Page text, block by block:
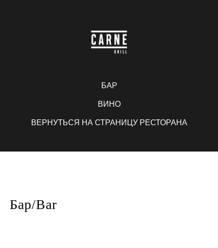
БАР
ВИНО
ВЕРНУТЬСЯ НА СТРАНИЦУ РЕСТОРАНА
Бар/Bar